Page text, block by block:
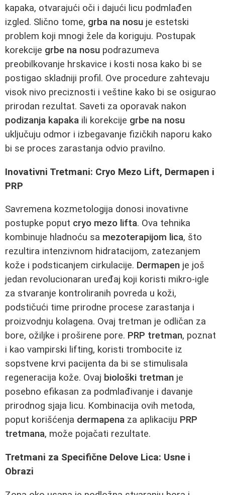
kapaka, otvarajući oči i dajući licu podmlađen
izgled. Slično tome, grba na nosu je estetski
problem koji mnogi žele da koriguju. Postupak
korekcije grbe na nosu podrazumeva
preobilkovanje hrskavice i kosti nosa kako bi se
postigao skladniji profil. Ove procedure zahtevaju
visok nivo preciznosti i veštine kako bi se osigurao
prirodan rezultat. Saveti za oporavak nakon
podizanja kapaka ili korekcije grbe na nosu
uključuju odmor i izbegavanje fizičkih naporu kako
bi se proces zarastanja odvio pravilno.
Inovativni Tretmani: Cryo Mezo Lift, Dermapen i
PRP
Savremena kozmetologija donosi inovativne
postupke poput cryo mezo lifta. Ova tehnika
kombinuje hladnoću sa mezoterapijom lica, što
rezultira intenzivnom hidratacijom, zatezanjem
kože i podsticanjem cirkulacije. Dermapen je još
jedan revolucionaran uređaj koji koristi mikro-igle
za stvaranje kontroliranih povreda u koži,
podstičući time prirodne procese zarastanja i
proizvodnju kolagena. Ovaj tretman je odličan za
bore, ožiljke i proširene pore. PRP tretman, poznat
i kao vampirski lifting, koristi trombocite iz
sopstvene krvi pacijenta da bi se stimulisala
regeneracija kože. Ovaj biološki tretman je
posebno efikasan za podmlađivanje i davanje
prirodnog sjaja licu. Kombinacija ovih metoda,
poput korišćenja dermapena za aplikaciju PRP
tretmana, može pojačati rezultate.
Tretmani za Specifične Delove Lica: Usne i
Obrazi